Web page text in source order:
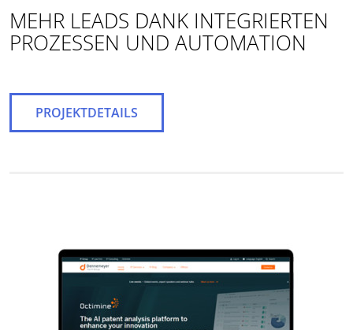
MEHR LEADS DANK INTEGRIERTEN
PROZESSEN UND AUTOMATION
PROJEKTDETAILS